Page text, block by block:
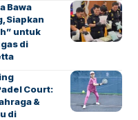
Bawa
Siapkan
untuk
di
Court:
&
di